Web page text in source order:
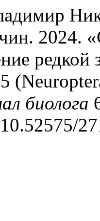
2024.
редкой
биолога